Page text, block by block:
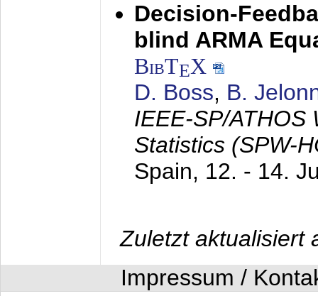
Decision-
blind ARMA
BibTEX
D. Boss, B.
IEEE-SP/ATHOS
Statistics (SPW-
Spain, 12. - 14.
Zuletzt aktualisiert
Impressum /